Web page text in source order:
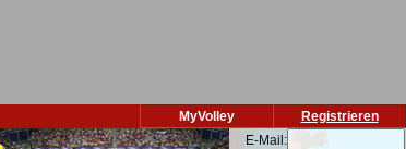
Registrieren
MyVolley
E-Mail: